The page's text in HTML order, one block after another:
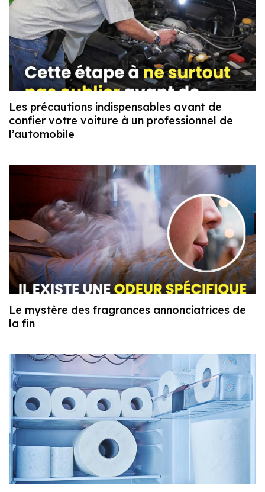
Les précautions indispensables avant de
confier votre voiture à un professionnel de
l’automobile
Le mystère des fragrances annonciatrices de
la fin